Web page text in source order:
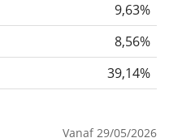
9,63%
8,56%
39,14%
Vanaf 29/05/2026